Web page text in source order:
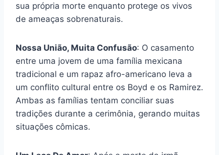
sua própria morte enquanto protege os vivos
de ameaças sobrenaturais.
Nossa União, Muita Confusão: O casamento
entre uma jovem de uma família mexicana
tradicional e um rapaz afro-americano leva a
um conflito cultural entre os Boyd e os Ramirez.
Ambas as famílias tentam conciliar suas
tradições durante a cerimônia, gerando muitas
situações cômicas.